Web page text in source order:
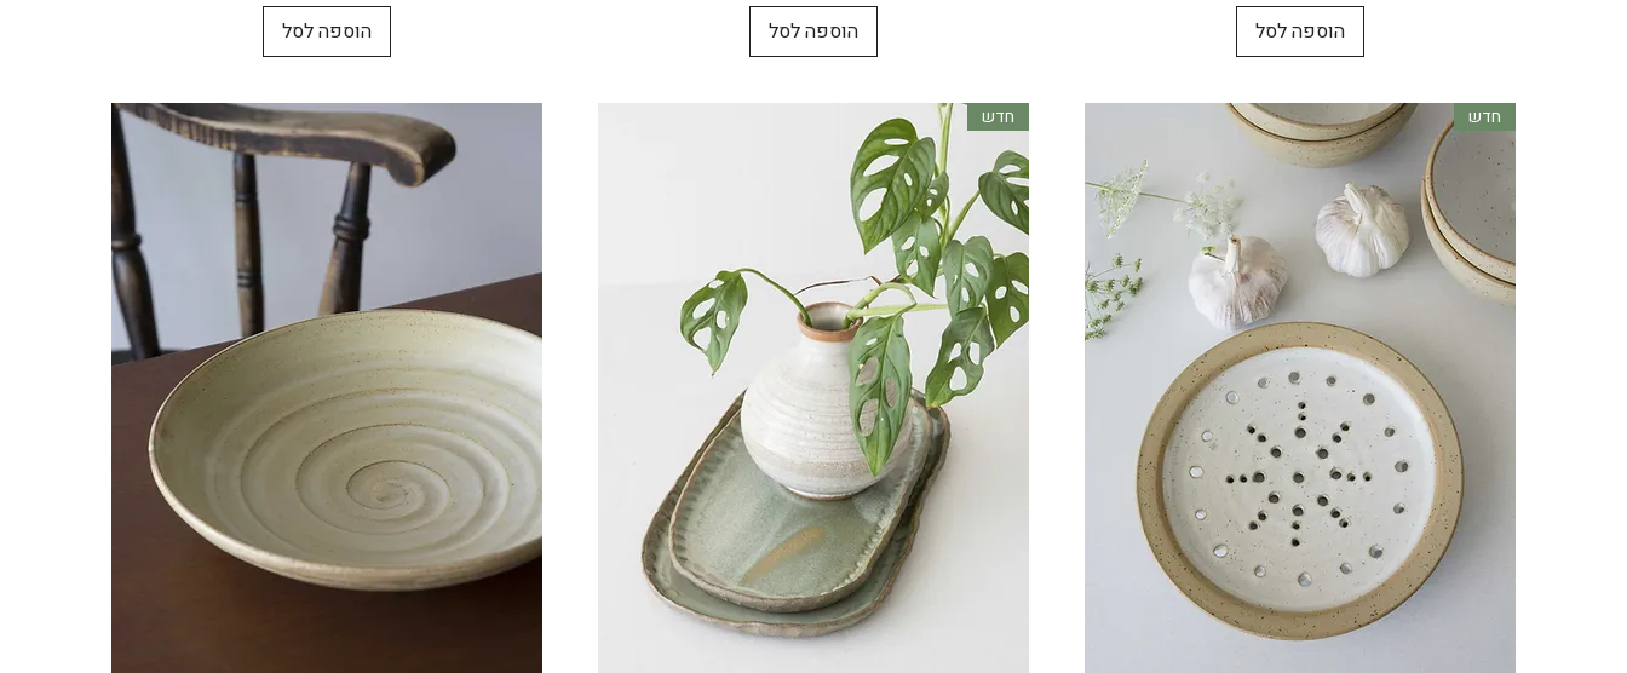
הוספה לסל
הוספה לסל
הוספה לסל
חדש חדש